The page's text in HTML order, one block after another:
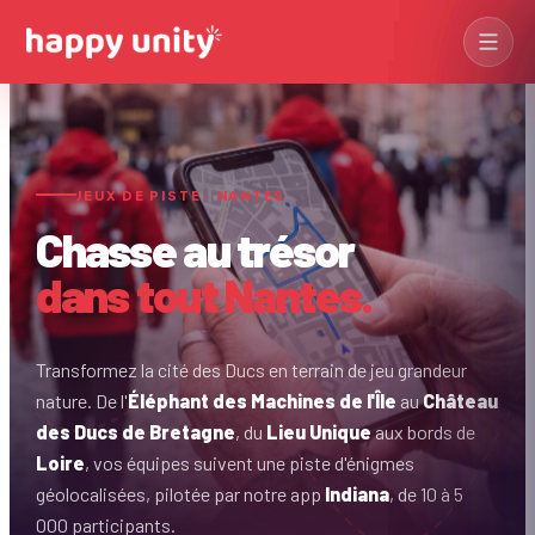
Olympiades
Des champions !
Construction
Bâtissez ensemble !
Casino & Stands
Soirée glamour !
Jeux d'enquête
De vrais détectives !
Jeux de Piste
Explorateurs urbains !
Quiz & Jeux TV
Séminaires
Voir les séminaires
Soirées
Voir les soirées
Journées thématiques
Voir les journées
→
Team building Paris
Team building Lyon
PREMIUM
Devis immédiat →
JEUX DE PISTE · NANTES
Chasse au trésor
dans tout Nantes.
Transformez la cité des Ducs en terrain de jeu grandeur
nature. De l'Éléphant des Machines de l'Île auChâteau
des Ducs de Bretagne, du Lieu Uniqueaux bords de
Loire, vos équipes suivent une piste d'énigmes
géolocalisées, pilotée par notre appIndiana, de 10 à 5
000 participants.